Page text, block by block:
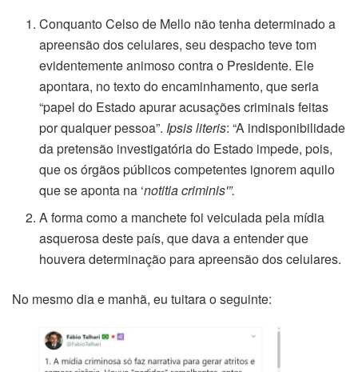
Conquanto Celso de Mello não tenha determinado a
apreensão dos celulares, seu despacho teve tom
evidentemente animoso contra o Presidente. Ele
apontara, no texto do encaminhamento, que seria
“papel do Estado apurar acusações criminais feitas
por qualquer pessoa”. Ipsis literis: “A indisponibilidade
da pretensão investigatória do Estado impede, pois,
que os órgãos públicos competentes ignorem aquilo
que se aponta na ‘notitia criminis'”.
A forma como a manchete foi veiculada pela mídia
asquerosa deste país, que dava a entender que
houvera determinação para apreensão dos celulares.
No mesmo dia e manhã, eu tuitara o seguinte: